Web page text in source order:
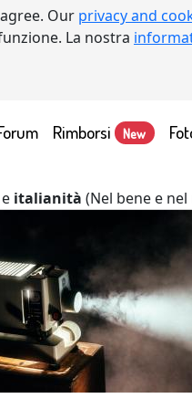
Our privacy and
La nostra
Rimborsi New
italianità (Nel bene e